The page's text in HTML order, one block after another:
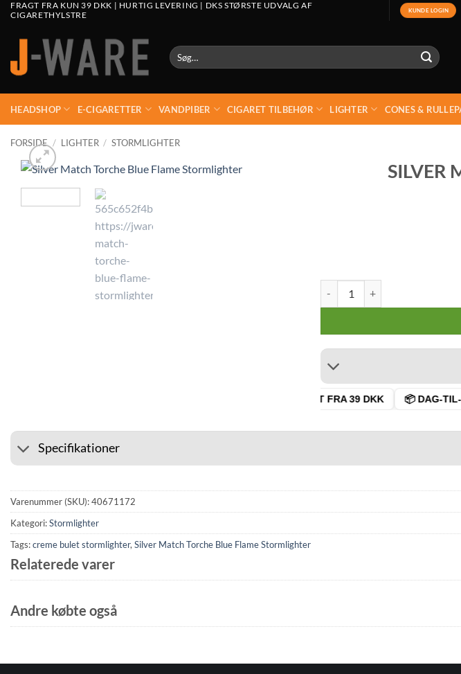
FRAGT FRA KUN 39 DKK | HURTIG LEVERING | DKS STØRSTE UDVALG AF
CIGARETHYLSTRE
KUNDE LOGIN
Søg
efter:
HEADSHOP E-CIGARETTER VANDPIBER CIGARET TILBEHØR LIGHTER CONES &
FORSIDE / LIGHTER / STORMLIGHTER
SILVER
🚚 FRAGT FRA 39 DKK 📦 DAG-TIL-
Specifikationer
Varenummer (SKU):40671172
Kategori:Stormlighter
Tags:creme bulet stormlighter, Silver Match Torche Blue Flame Stormlighter
Relaterede varer
Andre købte også